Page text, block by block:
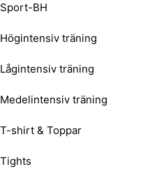
Sport-BH
Högintensiv träning
Lågintensiv träning
Medelintensiv träning
T-shirt & Toppar
Tights